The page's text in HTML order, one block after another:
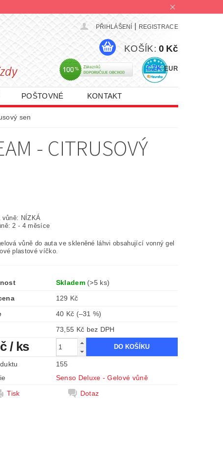
PŘIHLÁŠENÍ REGISTRACE
CZK EUR
KOŠÍK: 0 Kč
POŠTOVNÉ KONTAKT
PROMO AKCE 1+1 | 2+1 | 3+1
sen
- CITRUSOVÝ
vůně: NÍZKÁ
2 - 4 měsíce
vůně do auta ve skleněné láhvi obsahující vonný gel
plastové víčko.
Skladem (>5 ks)
129 Kč
40 Kč (–31 %)
73,55 Kč bez DPH
/ ks
155
Senso Deluxe - Gelové vůně
Tisk
Dotaz